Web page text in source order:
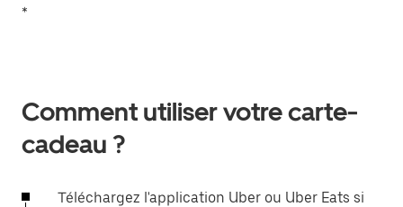
*
Comment utiliser votre carte-
cadeau ?
Téléchargez l'application Uber ou Uber Eats si